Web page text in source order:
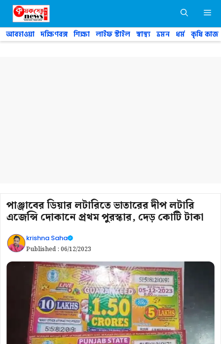
Skip
content
আবহাওয়া দক্ষিণবঙ্গ শিক্ষা লাইফ স্টাইল স্বাস্থ্য ভ্রমন ধর্ম কৃষি কাজ
পাঞ্জাবের ডিয়ার লটারিতে ভাতারের দীপ লটারি
এজেন্সি দোকানে প্রথম পুরস্কার, দেড় কোটি টাকা
krishna Saha
Published : 06/12/2023